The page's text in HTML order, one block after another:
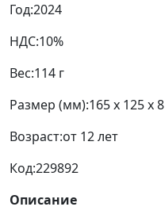
Год:2024
НДС:10%
Вес:114 г
Размер (мм):165 x 125 x 8
Возраст:от 12 лет
Код:229892
Описание